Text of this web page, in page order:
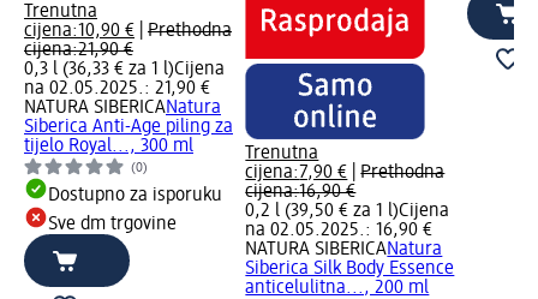
Trenutna
cijena:10,90 €
Prethodna
cijena:21,90 €
0,3 l (36,33 € za 1 l)Cijena
na 02.05.2025.: 21,90 €
NATURA SIBERICANatura
Siberica Anti-Age piling za
tijelo Royal..., 300 ml
(0)
Dostupno za isporuku
Sve dm trgovine
Trenutna
cijena:7,90 € |Prethodna
cijena:16,90 €
0,2 l (39,50 € za 1 l)Cijena
na 02.05.2025.: 16,90 €
NATURA SIBERICANatura
Siberica Silk Body Essence
anticelulitna..., 200 ml